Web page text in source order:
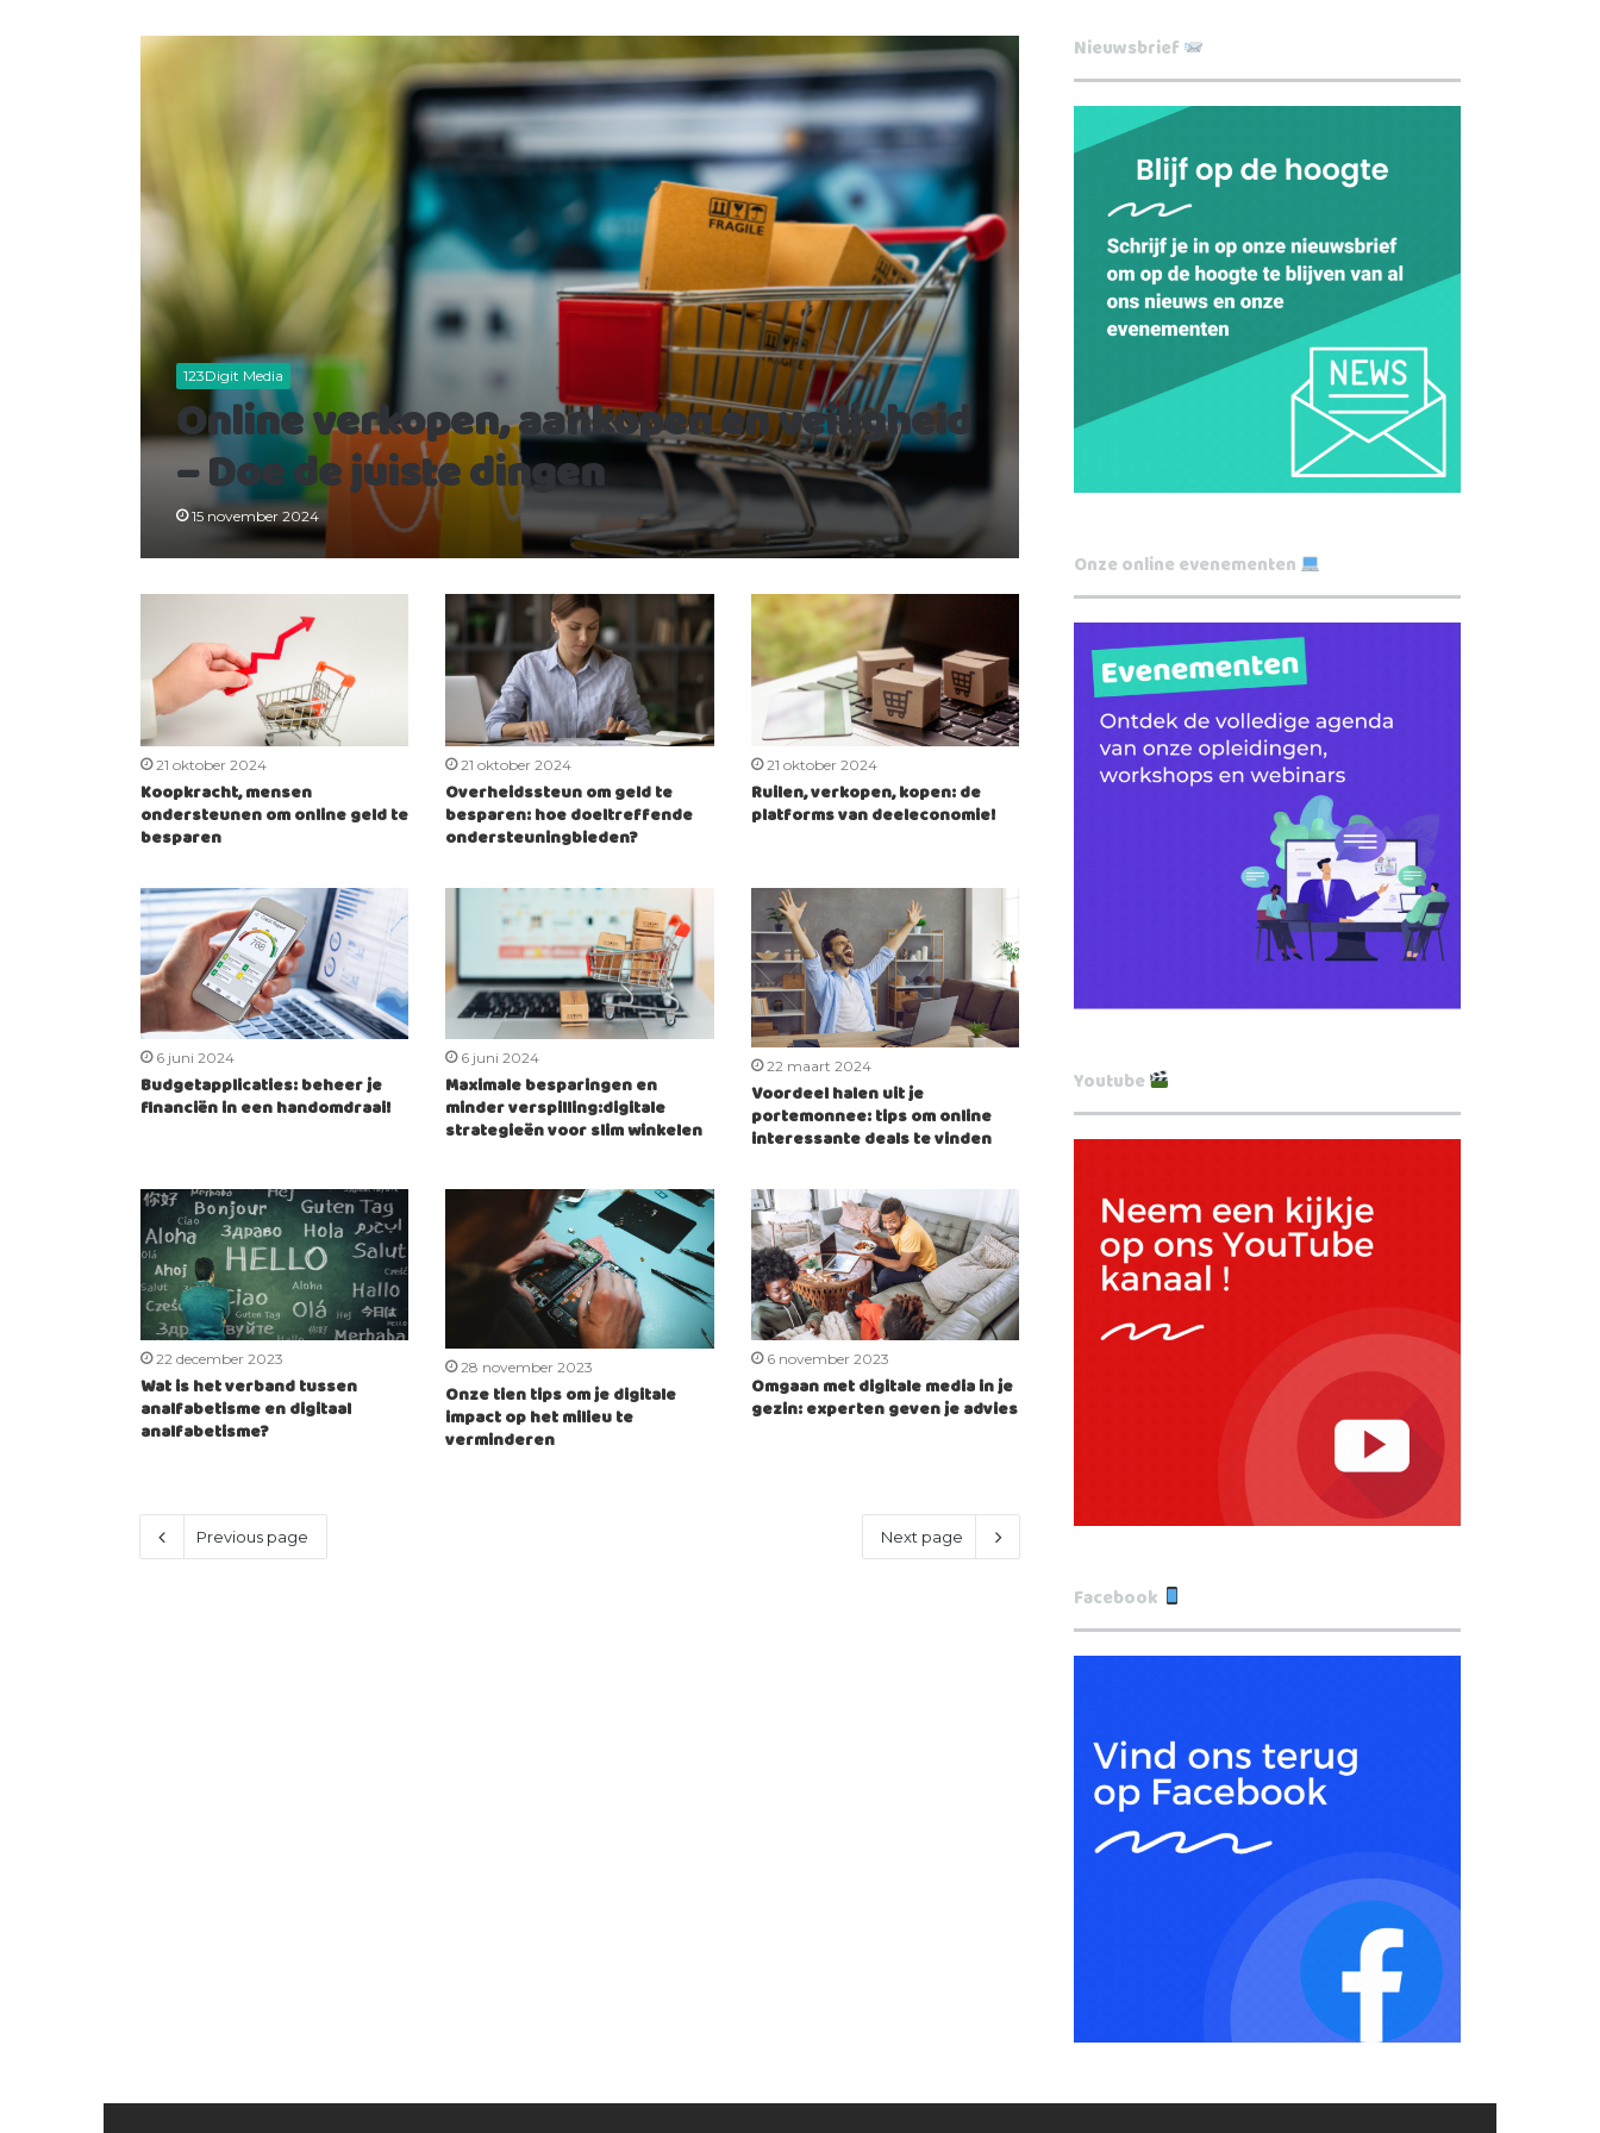
123Digit Media
Online verkopen, aankopen en veiligheid
– Doe de juiste dingen
15 november 2024
21 oktober 2024
Koopkracht, mensen
ondersteunen om online geld te
besparen
21 oktober 2024
Overheidssteun om geld te
besparen: hoe doeltreffende
ondersteuningbieden?
21 oktober 2024
Ruilen, verkopen, kopen: de
platforms van deeleconomie!
6 juni 2024
Budgetapplicaties: beheer je
financiën in een handomdraai!
6 juni 2024
Maximale besparingen en
minder verspilling:digitale
strategieën voor slim winkelen
22 maart 2024
Voordeel halen uit je
portemonnee: tips om online
interessante deals te vinden
22 december 2023
Wat is het verband tussen
analfabetisme en digitaal
analfabetisme?
28 november 2023
Onze tien tips om je digitale
impact op het milieu te
verminderen
6 november 2023
Omgaan met digitale media in je
gezin: experten geven je advies
Previous page Next page
Nieuwsbrief
Onze online evenementen
Youtube
Facebook